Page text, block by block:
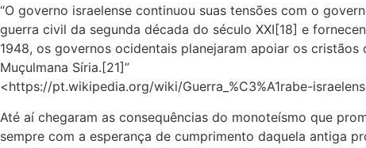
“O governo israelense continuou suas tensões com o
guerra civil da segunda década do século XXI[18] e
1948, os governos ocidentais planejaram apoiar os
Muçulmana Síria.[21]”
<https://pt.wikipedia.org/wiki/Guerra_%C3%A1rabe-
Até aí chegaram as consequências do monoteísmo que
sempre com a esperança de cumprimento daquela antiga